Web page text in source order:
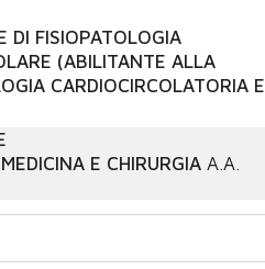
DI FISIOPATOLOGIA
(ABILITANTE ALLA
CARDIOCIRCOLATORIA E
MEDICINA E CHIRURGIA A.A.